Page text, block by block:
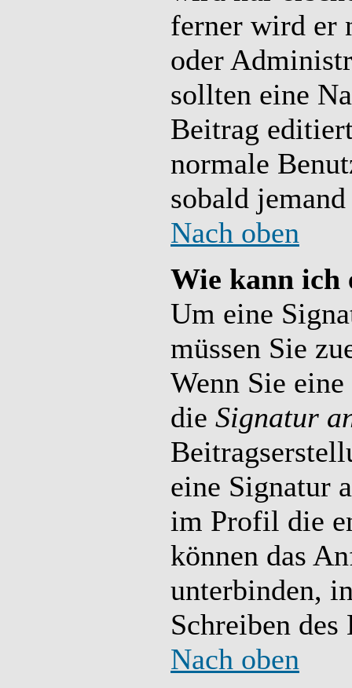
ferner wird er
oder
sollten eine
Beitrag
normale
sobald
Nach oben
Wie kann ich
Um eine
müssen Sie
Wenn Sie
die Signatur
eine Signatur
im Profil die
können das
unterbinden,
Schreiben des
Nach oben